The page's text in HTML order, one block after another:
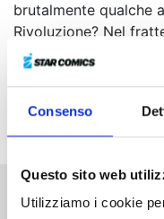
Consenso
Questo sito web
Utilizziamo i cookie
brutalmente qualche
Rivoluzione? Nel
anche Jun
piano di vendetta
decide comunque di